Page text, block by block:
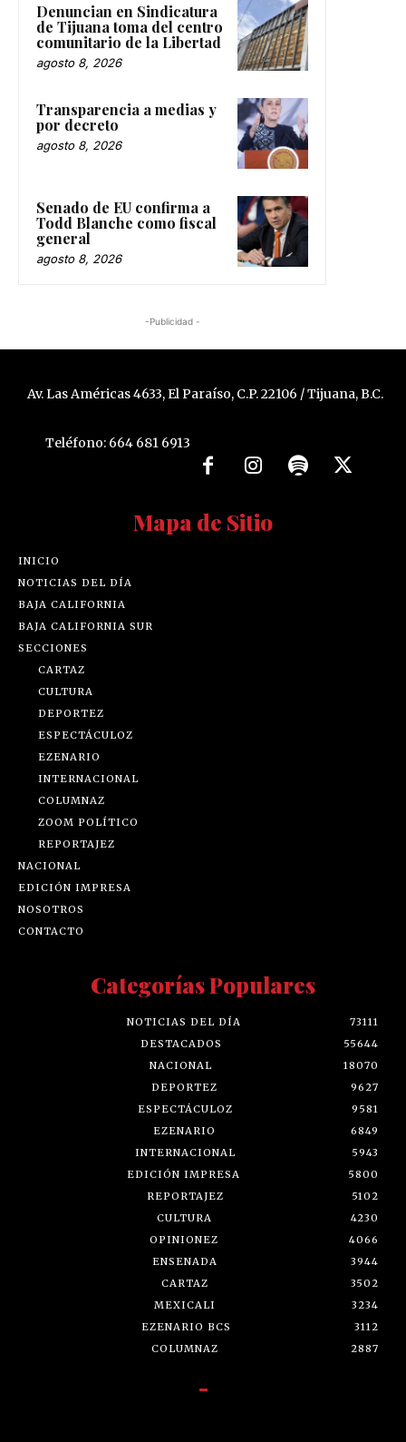
Denuncian en Sindicatura
de Tijuana toma del centro
comunitario de la Libertad
agosto 8, 2026
Transparencia a medias y
por decreto
agosto 8, 2026
Senado de EU confirma a
Todd Blanche como fiscal
general
agosto 8, 2026
-Publicidad -
Av. Las Américas 4633, El Paraíso, C.P. 22106 / Tijuana, B.C.
Teléfono: 664 681 6913
Mapa de Sitio
INICIO
NOTICIAS DEL DÍA
BAJA CALIFORNIA
BAJA CALIFORNIA SUR
SECCIONES
CARTAZ
CULTURA
DEPORTEZ
ESPECTÁCULOZ
EZENARIO
INTERNACIONAL
COLUMNAZ
ZOOM POLÍTICO
REPORTAJEZ
NACIONAL
EDICIÓN IMPRESA
NOSOTROS
CONTACTO
Categorías Populares
NOTICIAS DEL DÍA
73111
DESTACADOS
55644
NACIONAL
18070
DEPORTEZ
9627
ESPECTÁCULOZ
9581
EZENARIO
6849
INTERNACIONAL
5943
EDICIÓN IMPRESA
5800
REPORTAJEZ
5102
CULTURA
4230
OPINIONEZ
4066
ENSENADA
3944
CARTAZ
3502
MEXICALI
3234
EZENARIO BCS
3112
COLUMNAZ
2887
-